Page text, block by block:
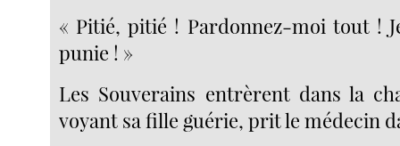
« Pitié, pitié ! Pardonnez-moi tout !
punie ! »
Les Souverains entrèrent dans la
voyant sa fille guérie, prit le médecin